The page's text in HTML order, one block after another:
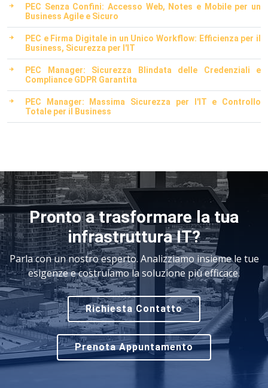
PEC Senza Confini: Accesso Web, Notes e Mobile per un
Business Agile e Sicuro
PEC e Firma Digitale in un Unico Workflow: Efficienza per il
Business, Sicurezza per l'IT
PEC Manager: Sicurezza Blindata delle Credenziali e
Compliance GDPR Garantita
PEC Manager: Massima Sicurezza per l'IT e Controllo
Totale per il Business
Pronto a trasformare la tua
infrastruttura IT?
Parla con un nostro esperto. Analizziamo insieme le tue
esigenze e costruiamo la soluzione più efficace.
Richiesta Contatto
Prenota Appuntamento